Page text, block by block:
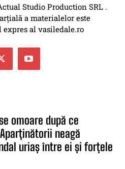
Studio Production SRL .
a materialelor este
al vasiledale.ro
omoare după ce
neagă
uriaș între ei și forțele